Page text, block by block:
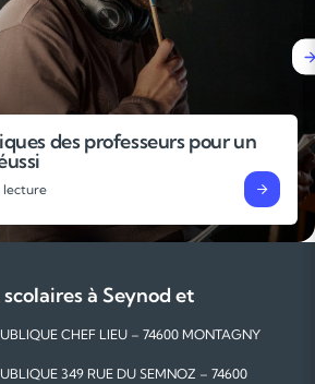
stage de révisions avant la
lecture
à Seynod et
CHEF LIEU – 74600 MONTAGNY
349 RUE DU SEMNOZ – 74600